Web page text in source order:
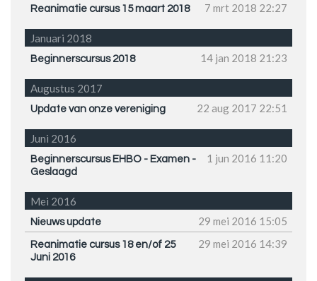
Reanimatie cursus 15 maart 2018 7 mrt 2018 22:27
Januari 2018
Beginnerscursus 2018 14 jan 2018 21:23
Augustus 2017
Update van onze vereniging 22 aug 2017 22:51
Juni 2016
Beginnerscursus EHBO - Examen -
Geslaagd
1 jun 2016 11:20
Mei 2016
Nieuws update 29 mei 2016 15:05
Reanimatie cursus 18 en/of 25
Juni 2016
29 mei 2016 14:39